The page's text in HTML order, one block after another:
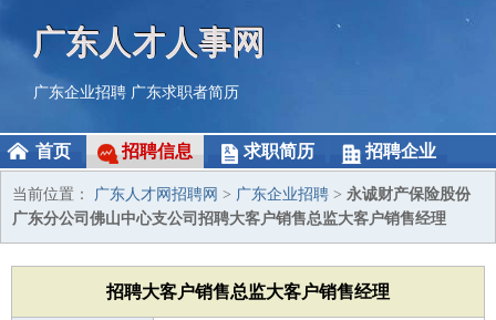
广东人才人事网
广东企业招聘 广东求职者简历
首页 招聘信息 求职简历 招聘企业
当前位置： 广东人才网招聘网 > 广东企业招聘 > 永诚财产保险股份
广东分公司佛山中心支公司招聘大客户销售总监大客户销售经理
招聘大客户销售总监大客户销售经理